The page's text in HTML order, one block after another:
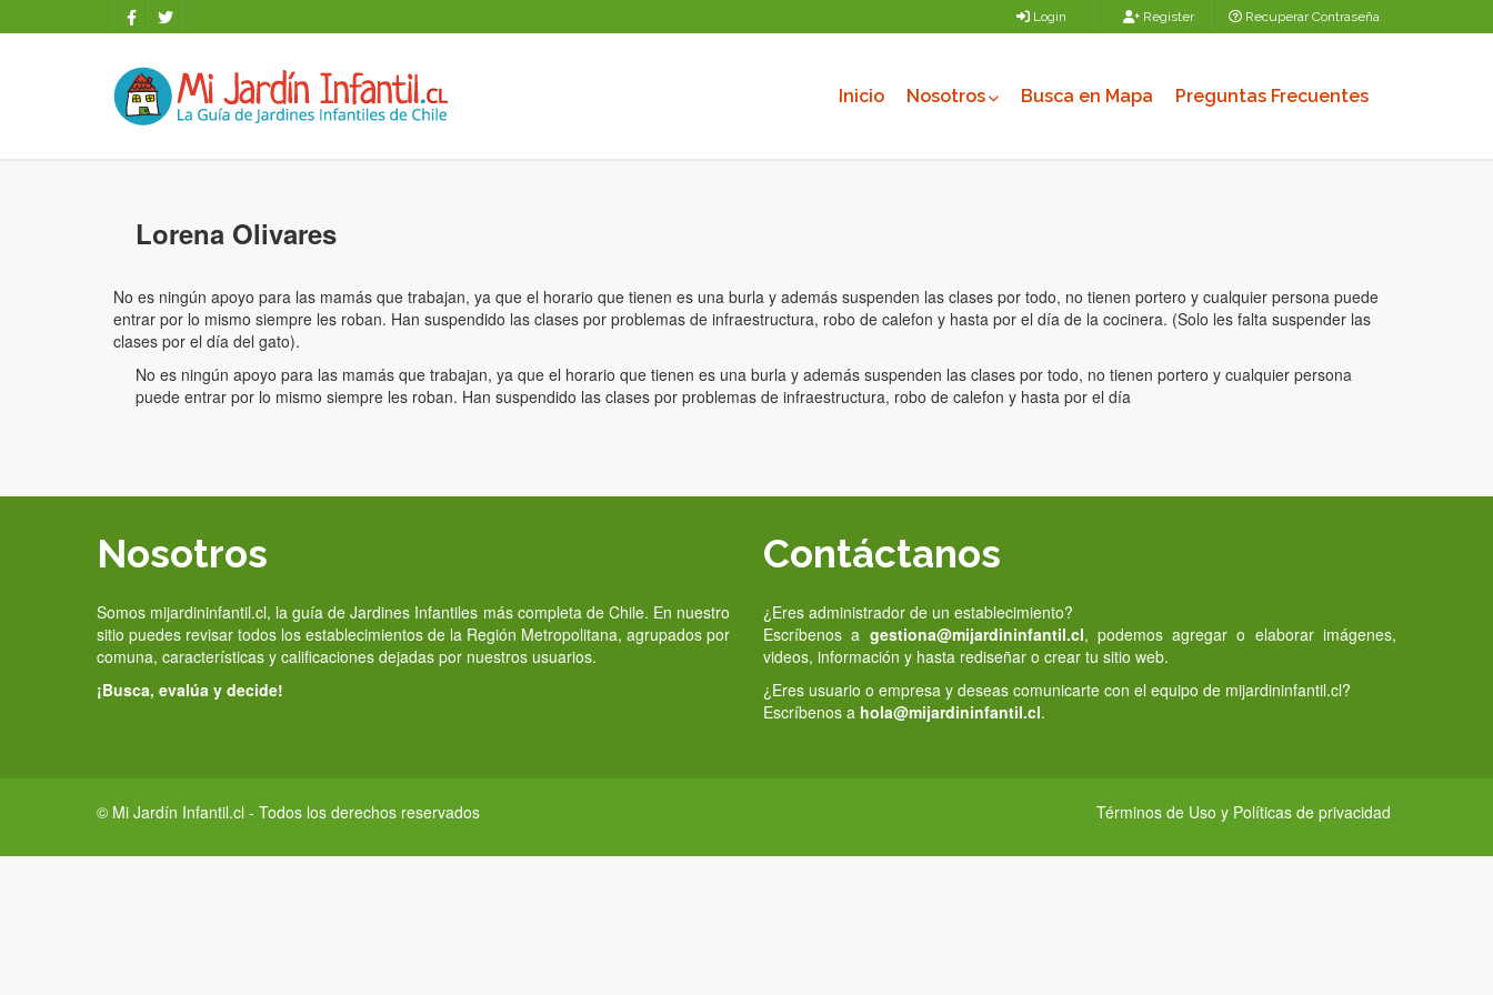
Login Register Recuperar Contraseña
Inicio Nosotros Busca en Mapa Preguntas Frecuentes
Lorena Olivares
No es ningún apoyo para las mamás que trabajan, ya que el horario que tienen es una burla y además suspenden las clases por todo, no tienen portero y cualquier persona puede
entrar por lo mismo siempre les roban. Han suspendido las clases por problemas de infraestructura, robo de calefon y hasta por el día de la cocinera. (Solo les falta suspender las
clases por el día del gato).
No es ningún apoyo para las mamás que trabajan, ya que el horario que tienen es una burla y además suspenden las clases por todo, no tienen portero y cualquier persona
puede entrar por lo mismo siempre les roban. Han suspendido las clases por problemas de infraestructura, robo de calefon y hasta por el día
Nosotros
Somos mijardininfantil.cl, la guía de Jardines Infantiles más completa de Chile. En nuestro
sitio puedes revisar todos los establecimientos de la Región Metropolitana, agrupados por
comuna, características y calificaciones dejadas por nuestros usuarios.
¡Busca, evalúa y decide!
Contáctanos
¿Eres administrador de un establecimiento?
Escríbenos a gestiona@mijardininfantil.cl, podemos agregar o elaborar imágenes,
videos, información y hasta rediseñar o crear tu sitio web.
¿Eres usuario o empresa y deseas comunicarte con el equipo de mijardininfantil.cl?
Escríbenos a hola@mijardininfantil.cl.
© Mi Jardín Infantil.cl - Todos los derechos reservados Términos de Uso y Políticas de privacidad